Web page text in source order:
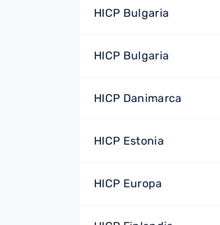
HICP Bulgaria
HICP Bulgaria
HICP Danimarca
HICP Estonia
HICP Europa